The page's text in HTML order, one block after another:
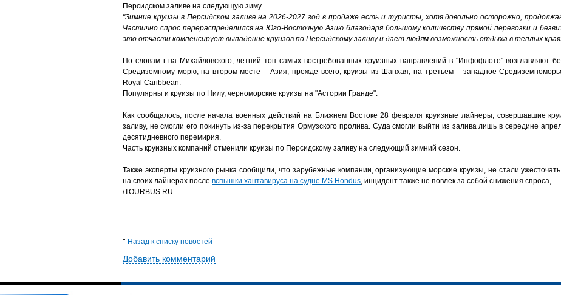
Персидском заливе на следующую зиму.
"Зимние круизы в Персидском заливе на 2026-2027 год в продаже есть и туристы, хотя довольно осторожно,
Частично спрос перераспределился на Юго-Восточную Азию благодаря большому количеству прямой перевозки и
это отчасти компенсирует выпадение круизов по Персидскому заливу и дает людям возможность отдыха в теплых
По словам г-на Михайловского, летний топ самых востребованных круизных направлений в "Инфофлоте" возглавляют
Средиземному морю, на втором месте – Азия, прежде всего, круизы из Шанхая, на третьем – западное
Royal Caribbean.
Популярны и круизы по Нилу, черноморские круизы на "Астории Гранде".
Как сообщалось, после начала военных действий на Ближнем Востоке 28 февраля круизные лайнеры, совершавшие
заливу, не смогли его покинуть из-за перекрытия Ормузского пролива. Суда смогли выйти из залива лишь в середине
десятидневного перемирия.
Часть круизных компаний отменили круизы по Персидскому заливу на следующий зимний сезон.
Также эксперты круизного рынка сообщили, что зарубежные компании, организующие морские круизы, не стали
на своих лайнерах после вспышки хантавируса на судне MS Hondus, инцидент также не повлек за собой снижения спроса,.
/TOURBUS.RU
Назад к списку новостей
Добавить комментарий